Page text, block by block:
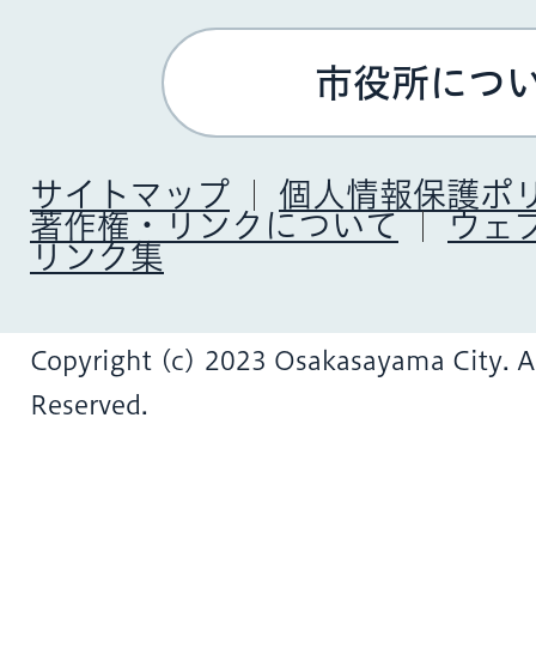
市役所につ
サイトマップ
個人情報保護ポ
著作権・リンクについて
ウェ
リンク集
Copyright (c) 2023 Osakasayama City.
Reserved.